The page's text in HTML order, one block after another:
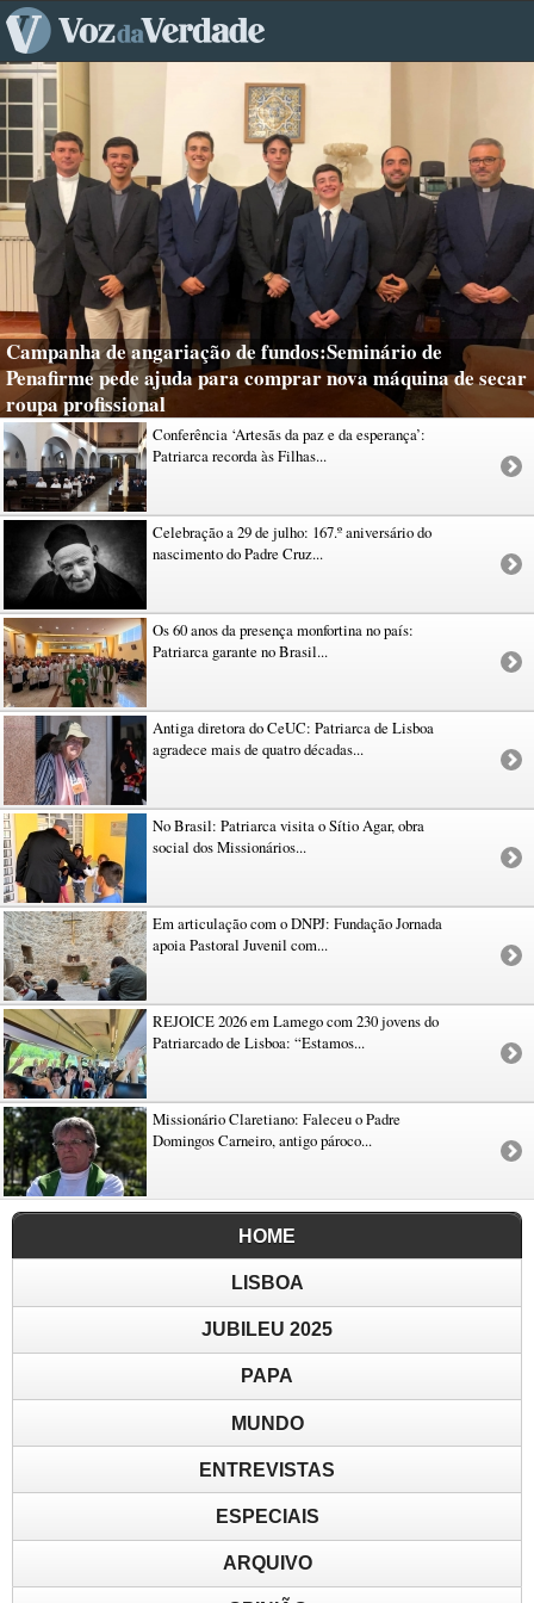
Campanha de angariação de fundos:Seminário de
Penafirme pede ajuda para comprar nova máquina de secar
roupa profissional
Conferência ‘Artesãs da paz e da esperança’:
Patriarca recorda às Filhas...
Celebração a 29 de julho: 167.º aniversário do
nascimento do Padre Cruz...
Os 60 anos da presença monfortina no país:
Patriarca garante no Brasil...
Antiga diretora do CeUC: Patriarca de Lisboa
agradece mais de quatro décadas...
No Brasil: Patriarca visita o Sítio Agar, obra
social dos Missionários...
Em articulação com o DNPJ: Fundação Jornada
apoia Pastoral Juvenil com...
REJOICE 2026 em Lamego com 230 jovens do
Patriarcado de Lisboa: “Estamos...
Missionário Claretiano: Faleceu o Padre
Domingos Carneiro, antigo pároco...
HOME
LISBOA
JUBILEU 2025
PAPA
MUNDO
ENTREVISTAS
ESPECIAIS
ARQUIVO